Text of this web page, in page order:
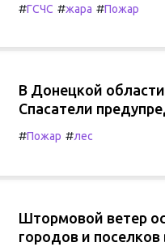
#ГСЧС #жара #Пожар
В Донецкой
Спасатели
#Пожар #лес
Штормовой ветер
городов и